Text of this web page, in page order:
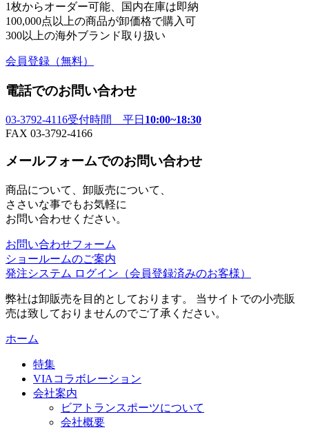
1枚からオーダー可能、国内在庫は即納
100,000点以上の商品が卸価格で購入可
300以上の海外ブランド取り扱い
会員登録 （無料）
電話でのお問い合わせ
03-3792-4116受付時間 平日 10:00~18:30
FAX 03-3792-4166
メールフォームでのお問い合わせ
商品について、卸販売について、
ささいな事でもお気軽に
お問い合わせください。
お問い合わせフォーム
ショールームのご案内
発注システム ログイン （会員登録済みのお客様）
弊社は卸販売を目的としております。 当サイトでの小売販
売は致しておりませんのでご了承ください。
ホーム
特集
VIAコラボレーション
会社案内
ビアトランスポーツについて
会社概要